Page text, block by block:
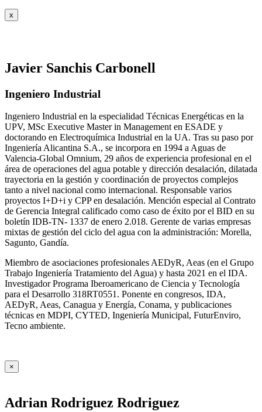
x
Javier Sanchis Carbonell
Ingeniero Industrial
Ingeniero Industrial en la especialidad Técnicas Energéticas en la
UPV, MSc Executive Master in Management en ESADE y
doctorando en Electroquímica Industrial en la UA. Tras su paso por
Ingeniería Alicantina S.A., se incorpora en 1994 a Aguas de
Valencia-Global Omnium, 29 años de experiencia profesional en el
área de operaciones del agua potable y dirección desalación, dilatada
trayectoria en la gestión y coordinación de proyectos complejos
tanto a nivel nacional como internacional. Responsable varios
proyectos I+D+i y CPP en desalación. Mención especial al Contrato
de Gerencia Integral calificado como caso de éxito por el BID en su
boletín IDB-TN- 1337 de enero 2.018. Gerente de varias empresas
mixtas de gestión del ciclo del agua con la administración: Morella,
Sagunto, Gandía.
Miembro de asociaciones profesionales AEDyR, Aeas (en el Grupo
Trabajo Ingeniería Tratamiento del Agua) y hasta 2021 en el IDA.
Investigador Programa Iberoamericano de Ciencia y Tecnología
para el Desarrollo 318RT0551. Ponente en congresos, IDA,
AEDyR, Aeas, Canagua y Energía, Conama, y publicaciones
técnicas en MDPI, CYTED, Ingeniería Municipal, FuturEnviro,
Tecno ambiente.
×
Adrian Rodriguez Rodriguez